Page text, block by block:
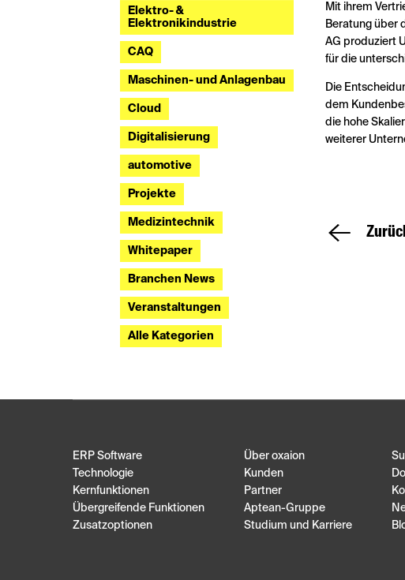
Elektro- &
Elektronikindustrie
CAQ
Maschinen- und Anlagenbau
Cloud
Digitalisierung
automotive
Projekte
Medizintechnik
Whitepaper
Branchen News
Veranstaltungen
Alle Kategorien
Mit ihrem
Beratung über
AG produziert
für die
Die
dem
die hohe
weiterer
ERP Software
Technologie
Kernfunktionen
Übergreifende Funktionen
Zusatzoptionen
Über oxaion
Kunden
Partner
Aptean-Gruppe
Studium und Karriere